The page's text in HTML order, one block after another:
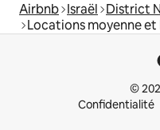
Airbnb Israël District
Locations moyenne
©
Confidentialité